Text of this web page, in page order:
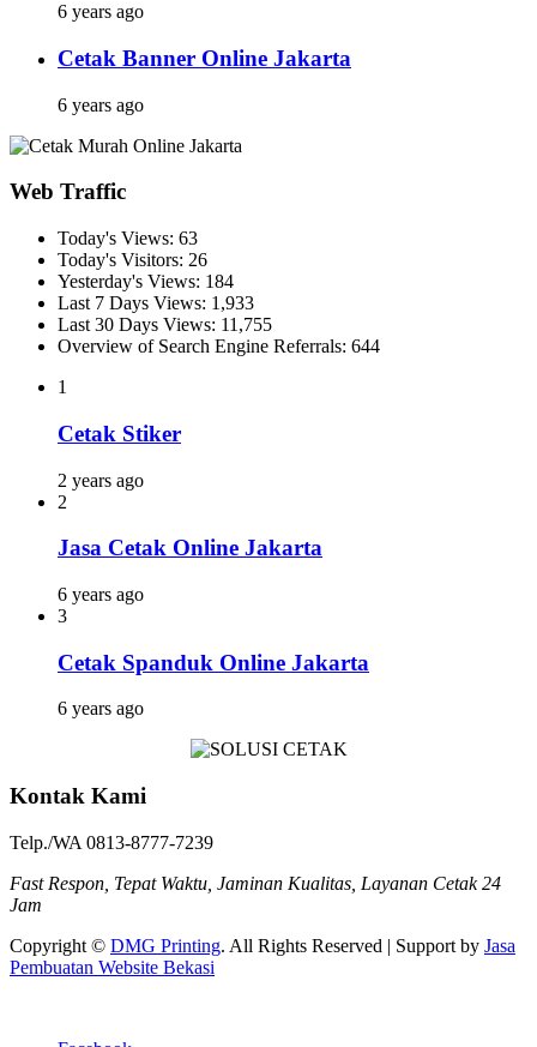
6 years ago
Cetak Banner Online Jakarta
6 years ago
Web Traffic
Today's Views: 63
Today's Visitors: 26
Yesterday's Views: 184
Last 7 Days Views: 1,933
Last 30 Days Views: 11,755
Overview of Search Engine Referrals: 644
1
Cetak Stiker
2 years ago
2
Jasa Cetak Online Jakarta
6 years ago
3
Cetak Spanduk Online Jakarta
6 years ago
Kontak Kami
Telp./WA 0813-8777-7239
Fast Respon, Tepat Waktu, Jaminan Kualitas, Layanan Cetak 24
Jam
Copyright © DMG Printing. All Rights Reserved | Support by Jasa
Pembuatan Website Bekasi